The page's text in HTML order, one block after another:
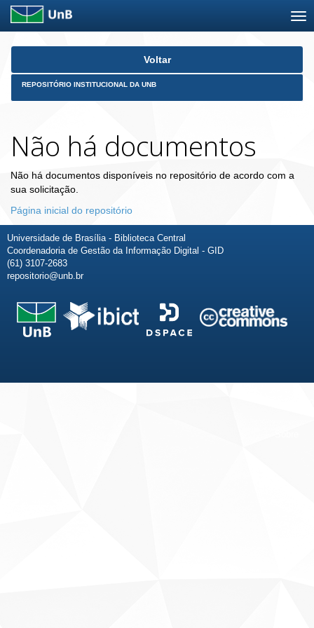
Skip
Voltar
REPOSITÓRIO INSTITUCIONAL DA UNB
Não há documentos
Não há documentos disponíveis no repositório de acordo com a
sua solicitação.
Página inicial do repositório
Universidade de Brasília - Biblioteca Central
Coordenadoria de Gestão da Informação Digital - GID
(61) 3107-2683
repositorio@unb.br